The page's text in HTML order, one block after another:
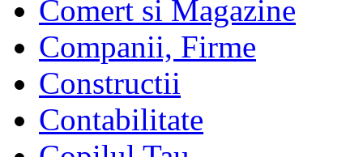
Comert si Magazine
Companii, Firme
Constructii
Contabilitate